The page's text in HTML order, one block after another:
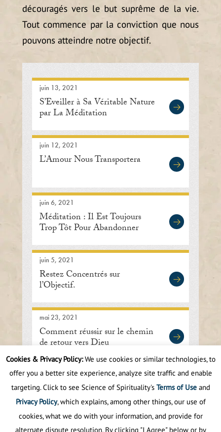
découragés vers le but suprême de la vie.
Tout commence par la conviction que nous
pouvons atteindre notre objectif.
juin 13, 2021
S’Eveiller à Sa Véritable Nature
par La Méditation
juin 12, 2021
L’Amour Nous Transportera
juin 6, 2021
Méditation : Il Est Toujours
Trop Tôt Pour Abandonner
juin 5, 2021
Restez Concentrés sur
l’Objectif.
mai 23, 2021
Comment réussir sur le chemin
de retour vers Dieu
First 10 32 33
Cookies & Privacy Policy:We use cookies or similar technologies, to
offer you a better site experience, analyze site traffic and enable
targeting. Click to see Science of Spirituality's Terms of Useand
Privacy Policy, which explains, among other things, our use of
cookies, what we do with your information, and provide for
alternate dispute resolution. By clicking "I Agree" below or by